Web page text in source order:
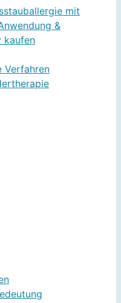
mit
&
kaufen
Verfahren